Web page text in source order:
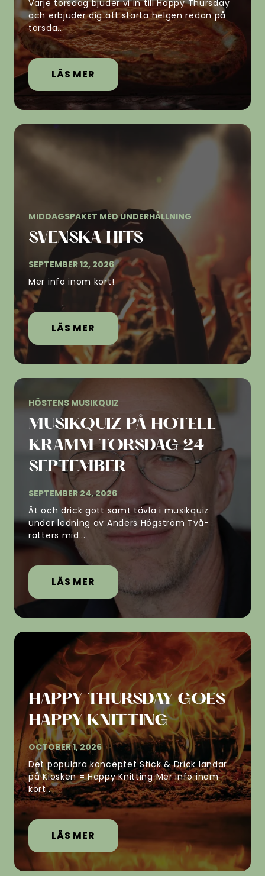
Varje torsdag bjuder vi in till Happy Thursday
och erbjuder dig att starta helgen redan på
torsda...
LÄS MER
MIDDAGSPAKET MED UNDERHÅLLNING
SVENSKA HITS
SEPTEMBER 12, 2026
Mer info inom kort!
LÄS MER
HÖSTENS MUSIKQUIZ
MUSIKQUIZ PÅ HOTELL
KRAMM TORSDAG 24
SEPTEMBER
SEPTEMBER 24, 2026
Ät och drick gott samt tävla i musikquiz
under ledning av Anders Högström Två-
rätters mid...
LÄS MER
HAPPY THURSDAY GOES
HAPPY KNITTING
OCTOBER 1, 2026
Det populära konceptet Stick & Drick landar
på Kiosken = Happy Knitting Mer info inom
kort..
LÄS MER